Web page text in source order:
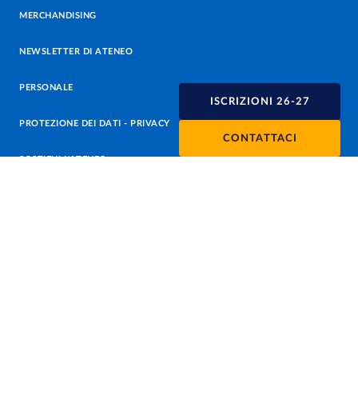
ISCRIZIONI 26-27
CONTATTACI
MERCHANDISING
NEWSLETTER DI ATENEO
PERSONALE
PROTEZIONE DEI DATI - PRIVACY
SOSTIENI L'ATENEO